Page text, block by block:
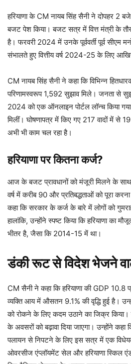
हरियाणा के CM नायब सिंह सैनी ने दोपहर 2
बजट पेश किया। बजट सत्र में वित्त मंत्री के
है। फरवरी 2024 में उनके पूर्ववर्ती पूर्व सीएम
संभालते हुए वित्तीय वर्ष 2024-25 के लिए
CM नायब सिंह सैनी ने कहा कि विभिन्न
परिणामस्वरूप 1,592 सुझाव मिले। जनता से
2024 को एक ऑनलाइन पोर्टल लॉन्च किया
मिलीं। घोषणापत्र में किए गए 217 वादों में से
अभी भी काम चल रहा है।
हरियाणा पर कितना कर्ज?
आज के बजट प्रावधानों को मंजूरी मिलने के साथ
वर्ष में करीब 90 और प्रतिबद्धताओं को पूरा
कहा कि सरकार के कर्ज के बारे में लोगों को
हालांकि, उन्होंने स्पष्ट किया कि हरियाणा का
भीतर है, जैसा कि 2014-15 में था।
डंकी रूट से विदेश भेजने
CM सैनी ने कहा कि हरियाणा की GDP 10.8
व्यक्ति आय में औसतन 9.1% की वृद्धि हुई है।
को रोकने के लिए कदम उठाने का जिक्र किया।
के अवसरों को बढ़ावा दिया जाएगा। उन्होंने कहा
पलायन से निपटने के लिए इस सत्र में एक विधेयक
ओवरसीज एंप्लॉयमेंट सेल और हरियाणा स्किल